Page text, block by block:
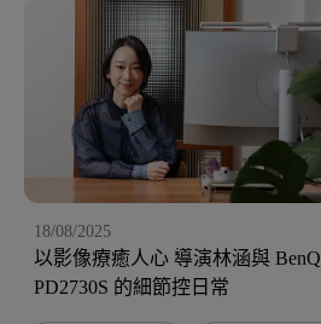
18/08/2025
以影像療癒人心 導演林涵與 BenQ
PD2730S 的細節控日常